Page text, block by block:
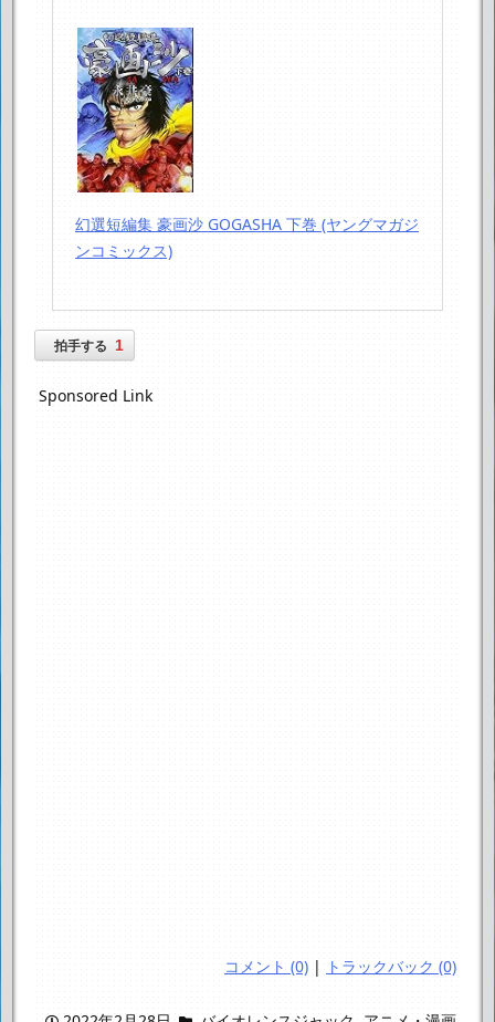
幻選短編集 豪画沙 GOGASHA 下巻 (ヤングマガジ
ンコミックス)
拍手する 1
Sponsored Link
コメント (0) | トラックバック (0)